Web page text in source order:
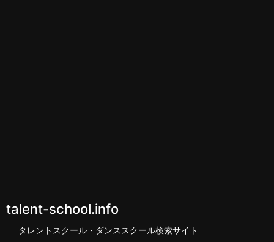
talent-school.info
タレントスクール・ダンススクール検索サイト